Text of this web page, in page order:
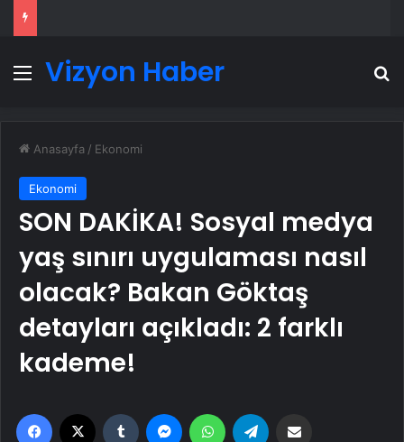
Menü
Vizyon Haber
Anasayfa / Ekonomi
Ekonomi
SON DAKİKA! Sosyal medya
yaş sınırı uygulaması nasıl
olacak? Bakan Göktaş
detayları açıkladı: 2 farklı
kademe!
Facebook Tumblr MessengerWhatsApp